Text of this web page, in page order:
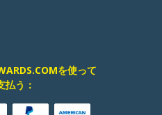
を使って
払う：